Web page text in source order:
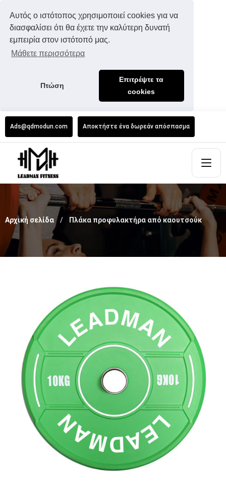
Αυτός ο ιστότοπος χρησιμοποιεί cookies για να
διασφαλίσει ότι θα έχετε την καλύτερη δυνατή
εμπειρία στον ιστότοπό μας.
Μάθετε περισσότερα
Πτώση
Επιτρέψτε τα
cookies
Ads@qdmodun.com Αποκτήστε ένα δωρεάν απόσπασμα
Αρχική σελίδα Πλάκα προφυλακτήρα από καουτσούκ